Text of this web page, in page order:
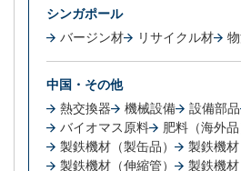
シンガポール
バージン材
リサイクル材
中国・その他
熱交換器
機械設備 設備部品
バイオマス原料
肥料（海外品
製鉄機材（製缶品）
製鉄機材
製鉄機材（伸縮管）
製鉄機材